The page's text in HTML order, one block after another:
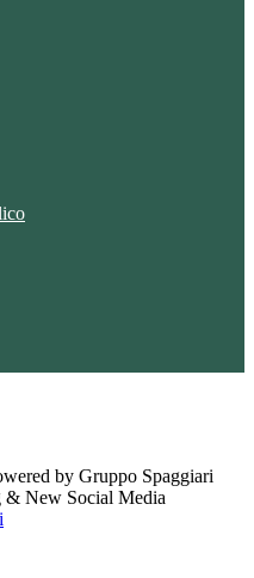
by Gruppo Spaggiari
& New Social Media